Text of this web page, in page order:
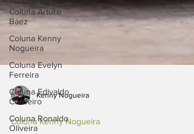
Coluna Arturo
Báez
Coluna Kenny
Nogueira
Coluna Evelyn
Ferreira
Coluna Edivaldo
Cordeiro
Coluna Ronaldo
Oliveira
Kenny Nogueira